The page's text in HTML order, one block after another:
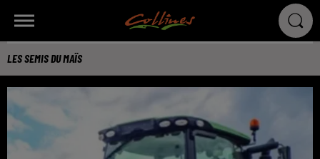
LES SEMIS DU MAÏS